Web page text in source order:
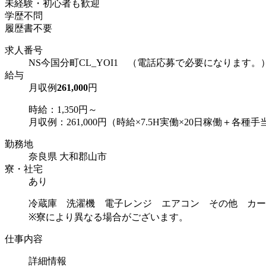
未経験・初心者も歓迎
学歴不問
履歴書不要
求人番号
NS今国分町CL_YOI1 （電話応募で必要になります。）
給与
月収例261,000円
時給：1,350円～
月収例：261,000円（時給×7.5H実働×20日稼働＋各種手
勤務地
奈良県 大和郡山市
寮・社宅
あり
冷蔵庫 洗濯機 電子レンジ エアコン その他 カー
※寮により異なる場合がございます。
仕事内容
詳細情報